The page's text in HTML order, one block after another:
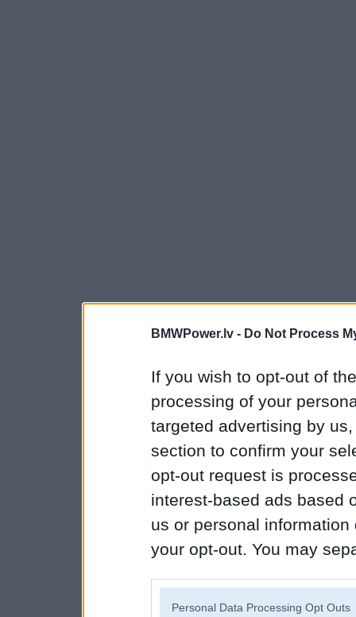
BMWPower.lv - Do Not Process
If you wish to opt-out of
processing of your
targeted advertising by
section to confirm your
opt-out request is
interest-based ads based
us or personal
your opt-out. You may
Personal Data Processing Opt Outs